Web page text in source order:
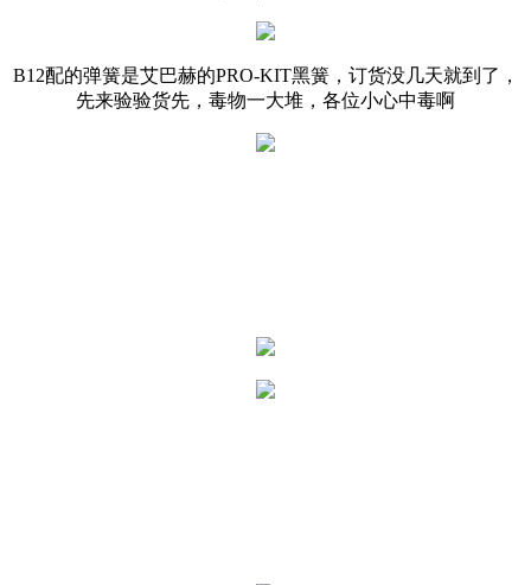
B12配的弹簧是艾巴赫的PRO-KIT黑簧，订货没几天就到了，
先来验验货先，毒物一大堆，各位小心中毒啊